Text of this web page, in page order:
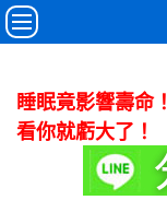
睡眠竟影響壽命
看你就虧大了！